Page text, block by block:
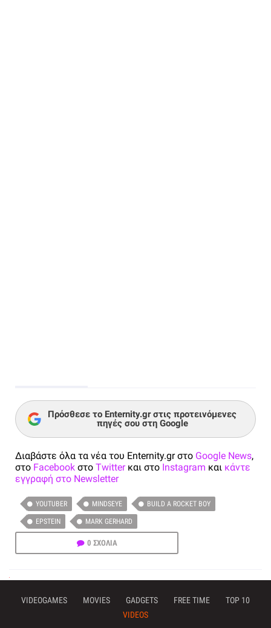
Πρόσθεσε το Enternity.gr στις προτεινόμενες
πηγές σου στη Google
Διαβάστε όλα τα νέα του Enternity.gr στο Google News,
στο Facebook στο Twitterκαι στο Instagram και κάντε
εγγραφή στο Newsletter
YOUTUBER MINDSEYE BUILD A ROCKET BOY
EPSTEIN MARK GERHARD
0 ΣΧΟΛΙΑ
VIDEOGAMES MOVIES GADGETS FREE TIME
TOP 10
VIDEOS